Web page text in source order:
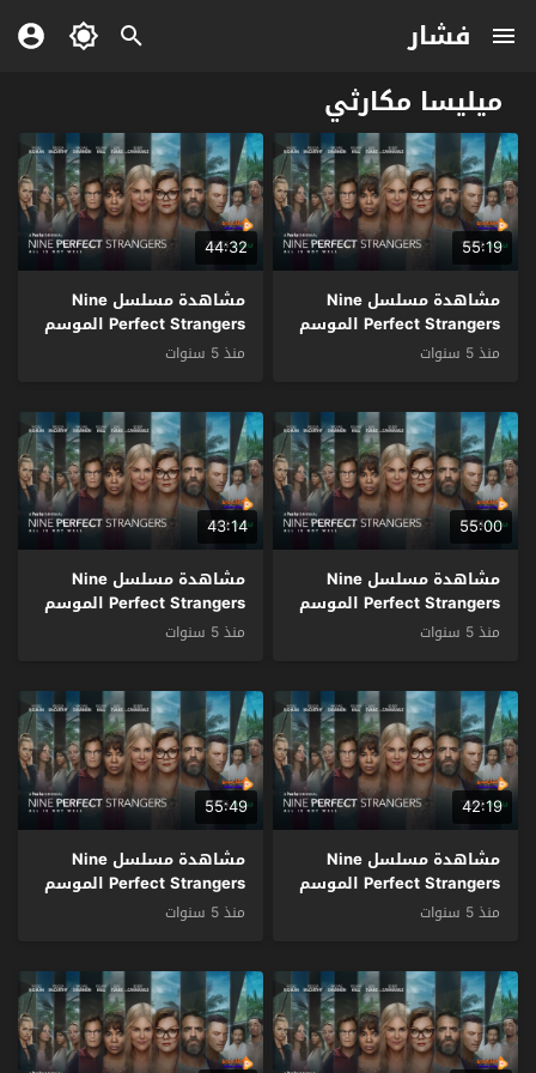
فشار
ميليسا مكارثي
55:19
مشاهدة مسلسل Nine
Perfect Strangers الموسم
1 الحلقة 8 والاخيرة مترجم
منذ 5 سنوات
44:32
مشاهدة مسلسل Nine
Perfect Strangers الموسم
1 الحلقة 7 مترجم
منذ 5 سنوات
55:00
مشاهدة مسلسل Nine
Perfect Strangers الموسم
1 الحلقة 6 مترجم
منذ 5 سنوات
43:14
مشاهدة مسلسل Nine
Perfect Strangers الموسم
1 الحلقة 5 مترجم
منذ 5 سنوات
42:19
مشاهدة مسلسل Nine
Perfect Strangers الموسم
1 الحلقة 4 مترجم
منذ 5 سنوات
55:49
مشاهدة مسلسل Nine
Perfect Strangers الموسم
1 الحلقة 3 مترجم
منذ 5 سنوات